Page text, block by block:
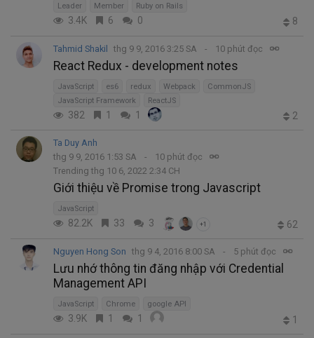
Leader
Member Ruby on Rails
3.4K 6 0 8
Tahmid Shakil thg 9 9, 2016 3:25 SA 10 phút đọc
React Redux - development notes
JavaScript es6 redux Webpack
CommonJS
JavaScript Framework
ReactJS
382 1 1 2
Ta Duy Anh
thg 9 9, 2016 1:53 SA
10 phút đọc
Trending thg 10 6, 2022 2:34 CH
Giới thiệu về Promise trong Javascript
JavaScript
82.2K 33 3 +1 62
Nguyen Hong Son thg 9 4, 2016 8:00 SA 5 phút đọc
Lưu nhớ thông tin đăng nhập với Credential
Management API
JavaScript Chrome google API
3.9K 1 1 1